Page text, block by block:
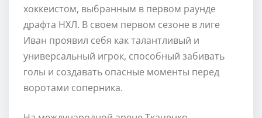
хоккеистом, выбранным в первом раунде
драфта НХЛ. В своем первом сезоне в лиге
Иван проявил себя как талантливый и
универсальный игрок, способный забивать
голы и создавать опасные моменты перед
воротами соперника.